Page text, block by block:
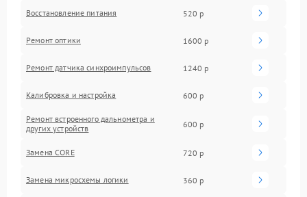
Восстановление питания 520 р
Ремонт оптики 1600 р
Ремонт датчика синхроимпульсов 1240 р
Калибровка и настройка 600 р
Ремонт встроенного дальнометра и
других устройств
600 р
Замена CORE 720 р
Замена микросхемы логики 360 р